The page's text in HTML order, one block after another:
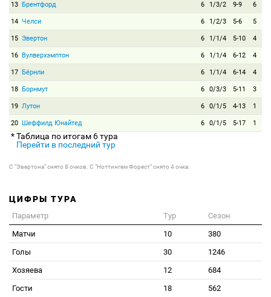
13 Брентфорд 6 1/3/2 9-9 6
14 Челси 6 1/2/3 5-6 5
15 Эвертон 6 1/1/4 5-10 4
16 Вулверхэмптон 6 1/1/4 6-12 4
17 Бёрнли 6 1/1/4 6-14 4
18 Борнмут 6 0/3/3 5-11 3
19 Лутон 6 0/1/5 4-13 1
20 Шеффилд Юнайтед 6 0/1/5 5-17 1
* Таблица по итогам 6 тура
Перейти в последний тур
С "Эвертона" снято 8 очков. С "Ноттингем Форест" снято 4 очка.
ЦИФРЫ ТУРА
Параметр Тур
Сезон
Матчи
10
380
Голы
30
1246
Хозяева
12
684
Гости
18
562